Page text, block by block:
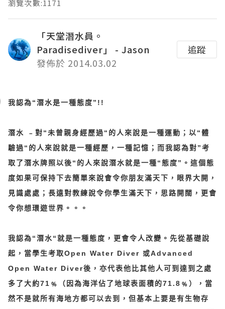
瀏覽次數:1171
「天堂潛水員。
Paradisediver」 - Jason
發佈於 2014.03.02
追蹤
我認為“潛水是一種態度”!!
潛水 ﹣對“未曾親身經歷過“的人來說是一種運動；以“體
驗過“的人來說就是一種經歷，一種記憶；而我認為對”考
取了潛水牌照以後“的人來說潛水就是一種“態度”。這個態
度如果可保持下去簡單來說會令你朋友滿天下，眼界大開，
見識處處；長遠對教練說令你學生滿天下，思路開闊，更會
令你想環遊世界。。。
我認為“潛水“就是一種態度，更會令人改變。先從基礎說
起，當學生考取Open Water Diver 或Advanced
Open Water Diver後，亦代表他比其他人可到達到之處
多了大約71﹪（因為海洋佔了地球表面積的71.8﹪），當
然不是就所有海地方都可以去到，但基本上要是有生物存